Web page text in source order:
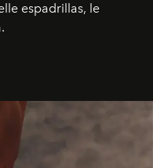
espadrillas, le